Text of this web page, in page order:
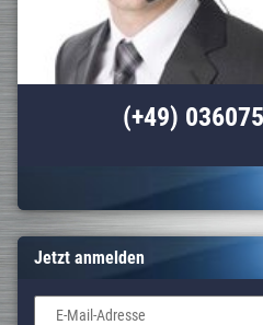
(+49)
Jetzt anmelden
E-Mail-Adresse